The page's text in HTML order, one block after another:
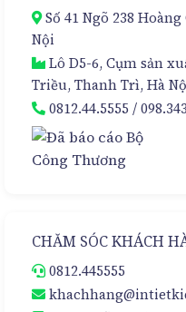
Số 41 Ngõ 238
Nội
Lô D5-6, Cụm sản
Triều, Thanh Trì, Hà
0812.44.5555 /
CHĂM SÓC KHÁCH
0812.445555